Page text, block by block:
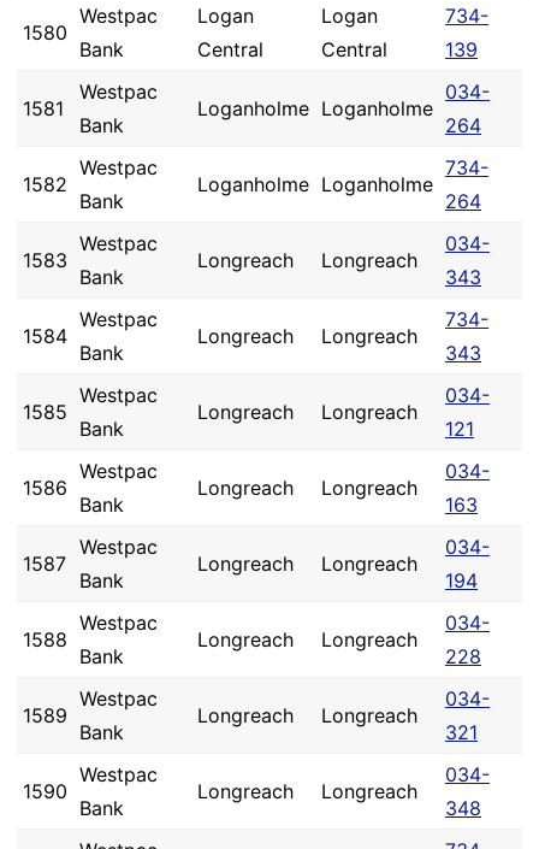
1580
Westpac
Bank
Logan
Central
Logan
Central
734-
139
1581
Westpac
Bank
Loganholme Loganholme
034-
264
1582
Westpac
Bank
Loganholme Loganholme
734-
264
1583
Westpac
Bank
Longreach Longreach
034-
343
1584
Westpac
Bank
Longreach Longreach
734-
343
1585
Westpac
Bank
Longreach Longreach
034-
121
1586
Westpac
Bank
Longreach Longreach
034-
163
1587
Westpac
Bank
Longreach Longreach
034-
194
1588
Westpac
Bank
Longreach Longreach
034-
228
1589
Westpac
Bank
Longreach Longreach
034-
321
1590
Westpac
Bank
Longreach Longreach
034-
348